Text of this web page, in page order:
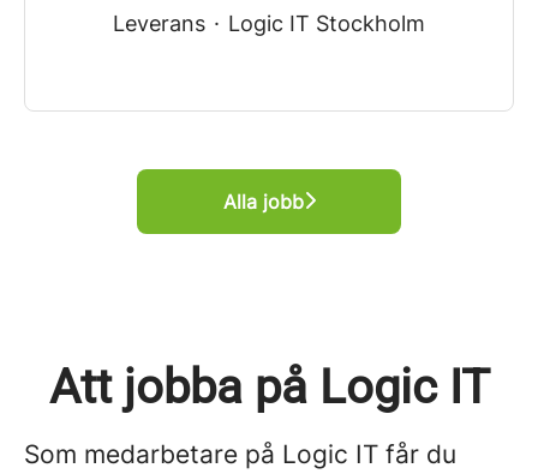
Leverans · Logic IT Stockholm
Alla jobb
Att jobba på Logic IT
Som medarbetare på Logic IT får du